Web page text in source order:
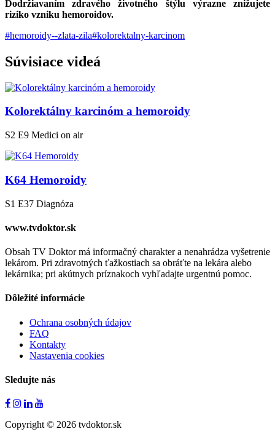
Dodržiavaním zdravého životného štýlu výrazne znižujete
riziko vzniku hemoroidov.
#hemoroidy--zlata-zila#kolorektalny-karcinom
Súvisiace videá
Kolorektálny karcinóm a hemoroidy
S2 E9 Medici on air
K64 Hemoroidy
S1 E37 Diagnóza
www.tvdoktor.sk
Obsah TV Doktor má informačný charakter a nenahrádza vyšetrenie
lekárom. Pri zdravotných ťažkostiach sa obráťte na lekára alebo
lekárnika; pri akútnych príznakoch vyhľadajte urgentnú pomoc.
Dôležité informácie
Ochrana osobných údajov
FAQ
Kontakty
Nastavenia cookies
Sledujte nás
Copyright © 2026 tvdoktor.sk